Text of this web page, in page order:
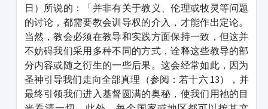
日）所说的：「并非有关于教义、伦理或牧灵等问题
的讨论，都需要教会训导权的介入，才能作出定论。
当然，教会必须在教导和实践方面保持一致，但这并
不妨碍我们采用多种不同的方式，诠释这些教导的部
分内容或随之衍生的一些后果。这会经常如此，因为
圣神引导我们走向全部真理（参阅：若十六 13），并
最终引领我们进入基督圆满的奥秘，使我们用祂的目